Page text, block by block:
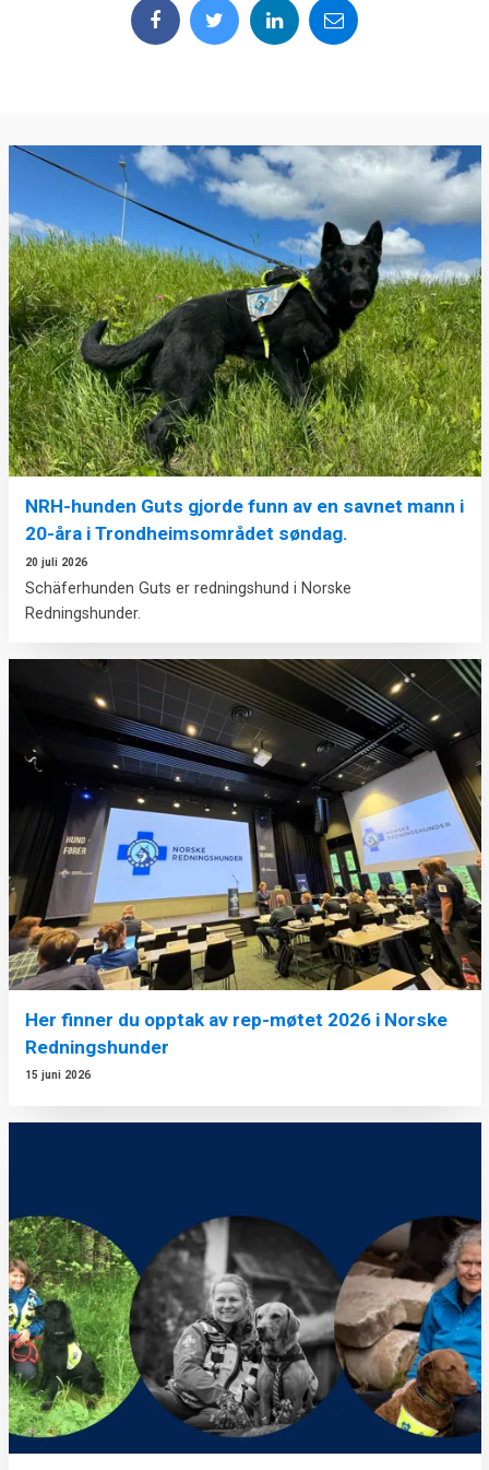
NRH-hunden Guts gjorde funn av en savnet mann i
20-åra i Trondheimsområdet søndag.
20 juli 2026
Schäferhunden Guts er redningshund i Norske
Redningshunder.
Her finner du opptak av rep-møtet 2026 i Norske
Redningshunder
15 juni 2026